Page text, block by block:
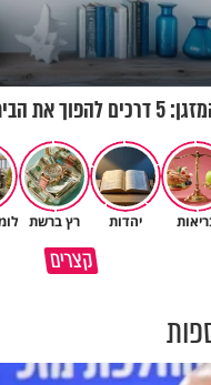
נופש מעוצבת
יהדות רץ ברשת
קצרים
שבת שאתם מסדרים